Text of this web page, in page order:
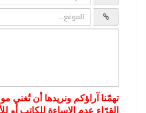
تهمّنا آراؤكم ونريدها أن تُغني
القرّاء عدم الإساءة للكاتب